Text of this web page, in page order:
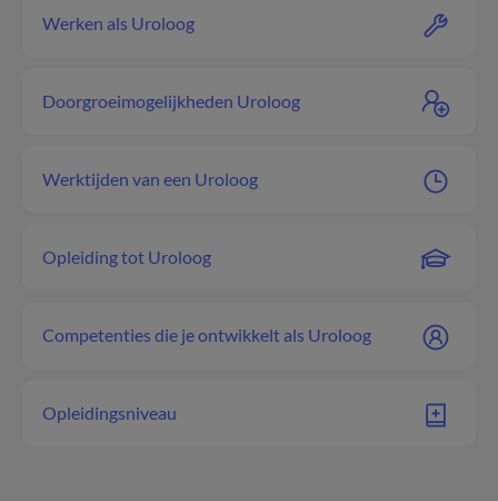
Werken als Uroloog
Doorgroeimogelijkheden Uroloog
Werktijden van een Uroloog
Opleiding tot Uroloog
Competenties die je ontwikkelt als Uroloog
Opleidingsniveau